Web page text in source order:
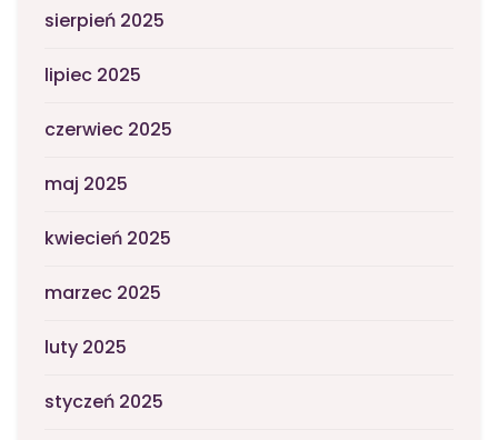
sierpień 2025
lipiec 2025
czerwiec 2025
maj 2025
kwiecień 2025
marzec 2025
luty 2025
styczeń 2025